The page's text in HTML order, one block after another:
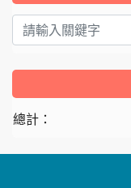
總計：